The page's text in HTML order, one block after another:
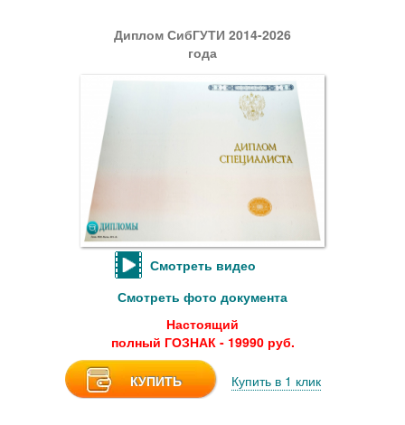
Диплом СибГУТИ 2014-2026
года
Смотреть видео
Смотреть фото документа
Настоящий
полный ГОЗНАК - 19990 руб.
КУПИТЬ Купить в 1 клик